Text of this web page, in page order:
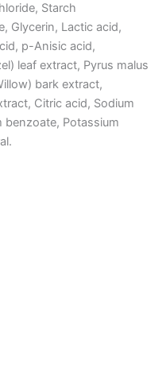
Starch
Glycerin, Lactic acid,
p-Anisic acid,
leaf extract, Pyrus malus
bark extract,
Citric acid, Sodium
Potassium